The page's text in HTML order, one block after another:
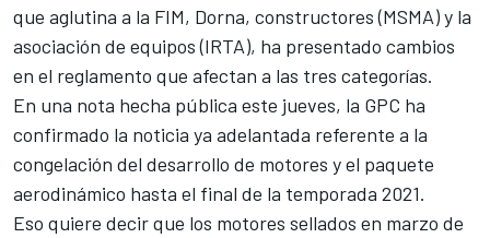
que aglutina a la FIM, Dorna, constructores (MSMA) y la
asociación de equipos (IRTA), ha presentado cambios
en el reglamento que afectan a las tres categorías.
En una nota hecha pública este jueves, la GPC ha
confirmado la noticia ya adelantada referente a la
congelación del desarrollo de motores y el paquete
aerodinámico hasta el final de la temporada 2021.
Eso quiere decir que los motores sellados en marzo de